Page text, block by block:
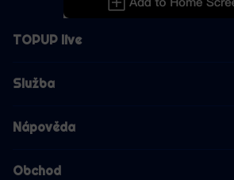
TOPUP live
Služba
Nápověda
Obchod